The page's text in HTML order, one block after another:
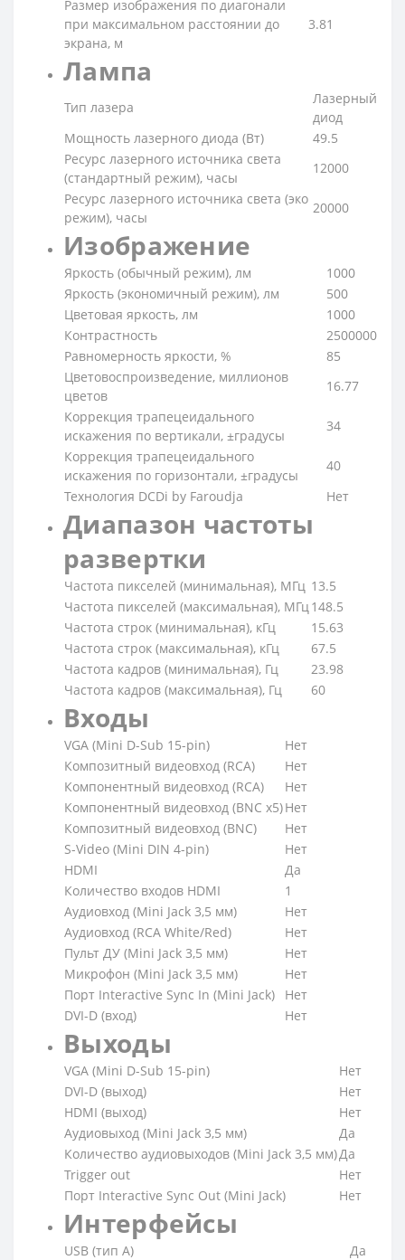
Размер изображения по диагонали
при максимальном расстоянии до
экрана, м
3.81
Лампа
Тип лазера
Лазерный
диод
Мощность лазерного диода (Вт)
49.5
Ресурс лазерного источника света
(стандартный режим), часы
12000
Ресурс лазерного источника света (эко
режим), часы
20000
Изображение
Яркость (обычный режим), лм
1000
Яркость (экономичный режим), лм
500
Цветовая яркость, лм
1000
Контрастность
2500000
Равномерность яркости, %
85
Цветовоспроизведение, миллионов
цветов
16.77
Коррекция трапецеидального
искажения по вертикали, ±градусы
34
Коррекция трапецеидального
искажения по горизонтали, ±градусы
40
Технология DCDi by Faroudja
Нет
Диапазон частоты
развертки
Частота пикселей (минимальная), МГц 13.5
Частота пикселей (максимальная), МГц 148.5
Частота строк (минимальная), кГц
15.63
Частота строк (максимальная), кГц
67.5
Частота кадров (минимальная), Гц
23.98
Частота кадров (максимальная), Гц
60
Входы
VGA (Mini D-Sub 15-pin)
Нет
Композитный видеовход (RCA)
Нет
Компонентный видеовход (RCA)
Нет
Компонентный видеовход (BNC x5)Нет
Композитный видеовход (BNC)
Нет
S-Video (Mini DIN 4-pin)
Нет
HDMI
Да
Количество входов HDMI
1
Аудиовход (Mini Jack 3,5 мм)
Нет
Аудиовход (RCA White/Red)
Нет
Пульт ДУ (Mini Jack 3,5 мм)
Нет
Микрофон (Mini Jack 3,5 мм)
Нет
Порт Interactive Sync In (Mini Jack)
Нет
DVI-D (вход)
Нет
Выходы
VGA (Mini D-Sub 15-pin)
Нет
DVI-D (выход)
Нет
HDMI (выход)
Нет
Аудиовыход (Mini Jack 3,5 мм)
Да
Количество аудиовыходов (Mini Jack 3,5 мм)Да
Trigger out
Нет
Порт Interactive Sync Out (Mini Jack)
Нет
Интерфейсы
USB (тип A)
Да